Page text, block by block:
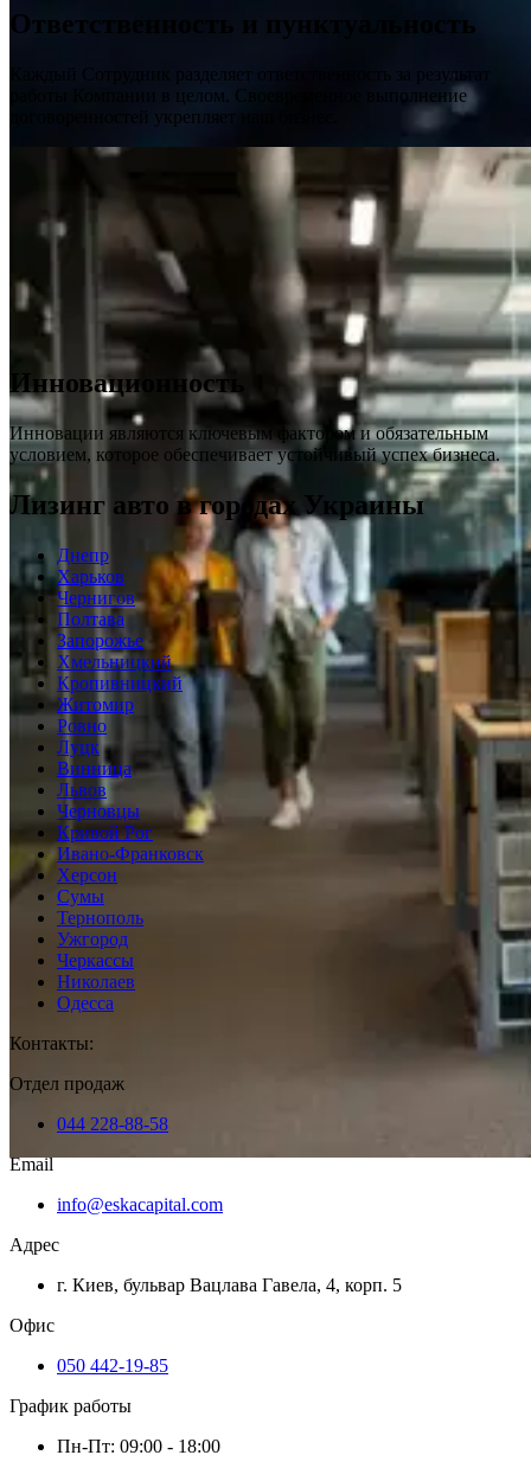
Ответственность и пунктуальность
Каждый Сотрудник разделяет ответственность за результат
работы Компании в целом. Своевременное выполнение
договоренностей укрепляет наш бизнес.
Инновационность
Инновации являются ключевым фактором и обязательным
условием, которое обеспечивает устойчивый успех бизнеса.
Лизинг авто в городах Украины
Днепр
Харьков
Чернигов
Полтава
Запорожье
Хмельницкий
Кропивницкий
Житомир
Ровно
Луцк
Винница
Львов
Черновцы
Кривой Рог
Ивано-Франковск
Херсон
Сумы
Тернополь
Ужгород
Черкассы
Николаев
Одесса
Контакты:
Отдел продаж
044 228-88-58
Email
info@eskacapital.com
Адрес
г. Киев, бульвар Вацлава Гавела, 4, корп. 5
Офис
050 442-19-85
График работы
Пн-Пт: 09:00 - 18:00